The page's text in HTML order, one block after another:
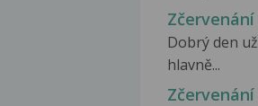
Dobrý den
hlavně...